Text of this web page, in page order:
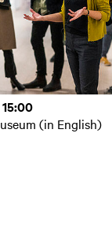
(in English)